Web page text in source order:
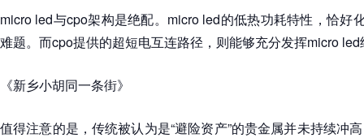
micro led与cpo架构是绝配。micro led的低热功耗特性，恰好
难题。而cpo提供的超短电互连路径，则能够充分发挥micro
《新乡小胡同一条街》
值得注意的是，传统被认为是“避险资产”的贵金属并未持续冲